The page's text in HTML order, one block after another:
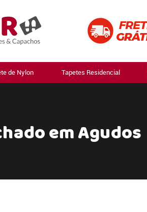
de Nylon Tapetes Residencial
em Agudos